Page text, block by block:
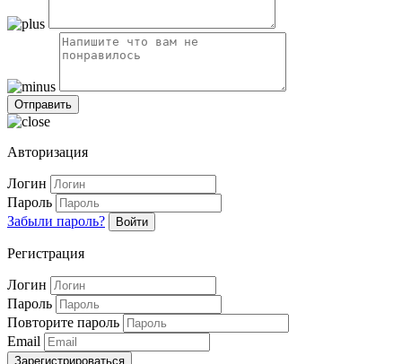
Авторизация
Логин
Пароль
Забыли пароль?
Войти
Регистрация
Логин
Пароль
Повторите пароль
Email
Зарегистрироваться